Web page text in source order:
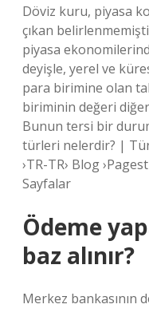
Döviz kuru, piyasa
çıkan
piyasa
deyişle, yerel ve
para birimine olan
biriminin değeri
Bunun tersi bir
türleri nelerdir? |
›TR-TR› Blog
Sayfalar
Ödeme
baz alınır?
Merkez bankasının